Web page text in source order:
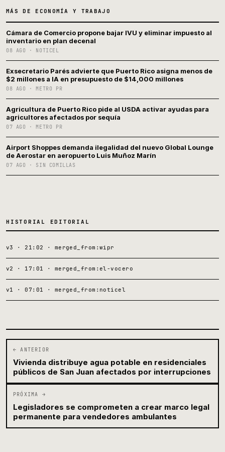
MÁS DE ECONOMÍA Y TRABAJO
Cámara de Comercio propone bajar IVU y eliminar impuesto al
inventario en plan decenal
08 AGO · NOTICEL
Exsecretario Parés advierte que Puerto Rico asigna menos de
$2 millones a IA en presupuesto de $14,000 millones
08 AGO · METRO PR
Agricultura de Puerto Rico pide al USDA activar ayudas para
agricultores afectados por sequía
07 AGO · METRO PR
Airport Shoppes demanda ilegalidad del nuevo Global Lounge
de Aerostar en aeropuerto Luis Muñoz Marín
07 AGO · SIN COMILLAS
HISTORIAL EDITORIAL
v3 · 21:02 · merged_from:wipr
v2 · 17:01 · merged_from:el-vocero
v1 · 07:01 · merged_from:noticel
← ANTERIOR
Vivienda distribuye agua potable en residenciales
públicos de San Juan afectados por interrupciones
PRÓXIMA →
Legisladores se comprometen a crear marco legal
permanente para vendedores ambulantes